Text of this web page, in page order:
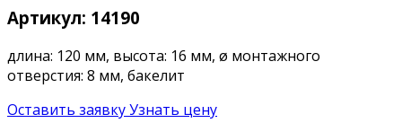
Артикул: 14190
длина: 120 мм, высота: 16 мм, ø монтажного
отверстия: 8 мм, бакелит
Оставить заявкуУзнать цену